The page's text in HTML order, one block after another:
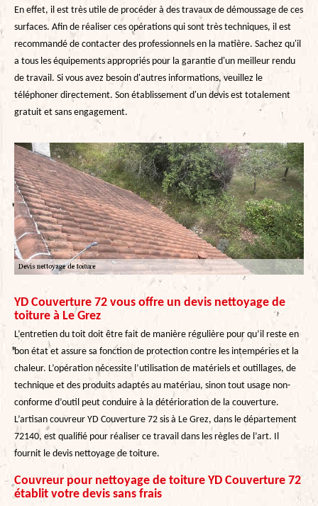
En effet, il est très utile de procéder à des travaux de démoussage de ces
surfaces. Afin de réaliser ces opérations qui sont très techniques, il est
recommandé de contacter des professionnels en la matière. Sachez qu'il
a tous les équipements appropriés pour la garantie d'un meilleur rendu
de travail. Si vous avez besoin d'autres informations, veuillez le
téléphoner directement. Son établissement d'un devis est totalement
gratuit et sans engagement.
YD Couverture 72 vous offre un devis nettoyage de
toiture à Le Grez
L’entretien du toit doit être fait de manière régulière pour qu’il reste en
bon état et assure sa fonction de protection contre les intempéries et la
chaleur. L’opération nécessite l’utilisation de matériels et outillages, de
technique et des produits adaptés au matériau, sinon tout usage non-
conforme d’outil peut conduire à la détérioration de la couverture.
L’artisan couvreur YD Couverture 72 sis à Le Grez, dans le département
72140, est qualifié pour réaliser ce travail dans les règles de l’art. Il
fournit le devis nettoyage de toiture.
Couvreur pour nettoyage de toiture YD Couverture 72
établit votre devis sans frais